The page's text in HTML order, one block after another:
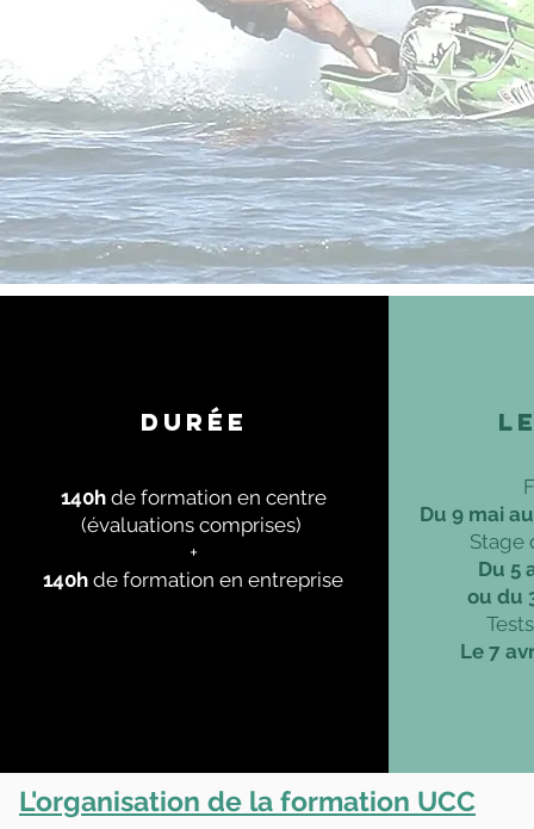
Durée
140h de formation en centre
(évaluations comprises)
+
140h de formation en entreprise
Du 9 mai
Stage
Du 5
ou du
Le 7
L'organisation de la formation UCC